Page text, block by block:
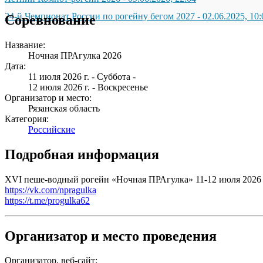
24-й Чемпионат России по рогейну бегом 2027 - 02.06.2025,
Соревнование
Название:
Ночная ПРАгулка 2026
Дата:
11 июля 2026 г. - Суббота -
12 июля 2026 г. - Воскресенье
Организатор и место:
Рязанская область
Категория:
Российские
Подробная информация
XVI пеше-водный рогейн «Ночная ПРАгулка» 11-12 июля 2026
https://vk.com/npragulka
https://t.me/progulka62
Организатор и место проведения
Организатор, веб-сайт: